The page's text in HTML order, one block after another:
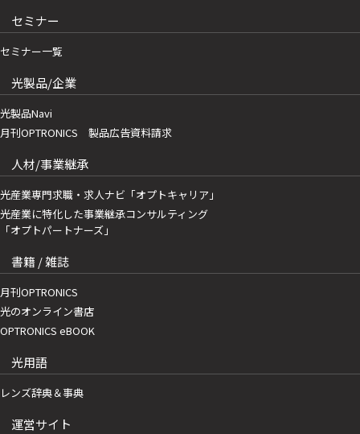
セミナー
セミナー一覧
光製品/企業
光製品Navi
月刊OPTRONICS 製品広告資料請求
人材/事業継承
光産業専門求職・求人ナビ「オプトキャリア」
光産業に特化した事業継承コンサルティング
「オプトパートナーズ」
書籍 / 雑誌
月刊OPTRONICS
光のオンライン書店
OPTRONICS eBOOK
光用語
レンズ辞典＆事典
運営サイト